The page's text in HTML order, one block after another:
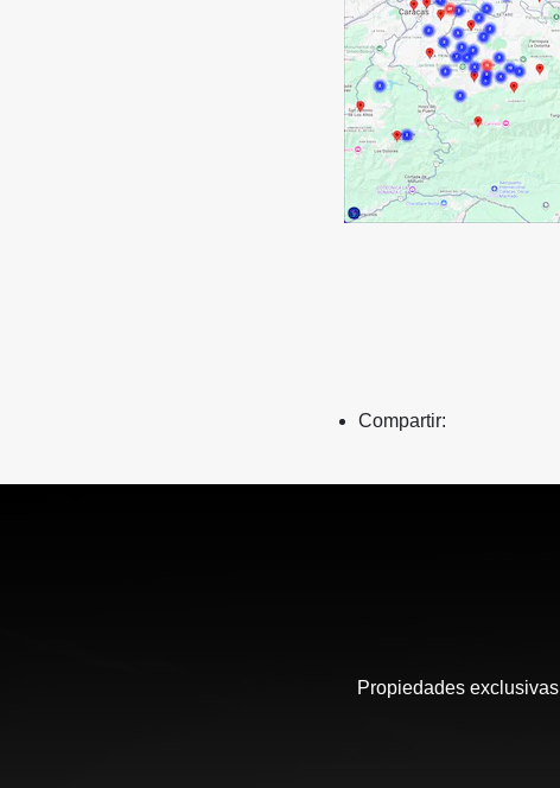
Compartir:
Propiedades